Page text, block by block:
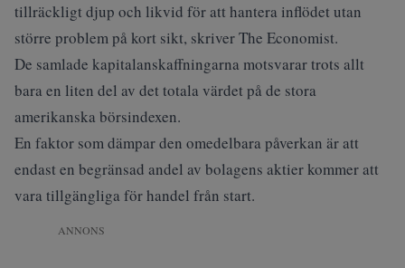
tillräckligt djup och likvid för att hantera inflödet utan
större problem på kort sikt, skriverThe Economist.
De samlade kapitalanskaffningarna motsvarar trots allt
bara en liten del av det totala värdet på de stora
amerikanska börsindexen.
En faktor som dämpar den omedelbara påverkan är att
endast en begränsad andel av bolagens aktier kommer att
vara tillgängliga för handel från start.
ANNONS